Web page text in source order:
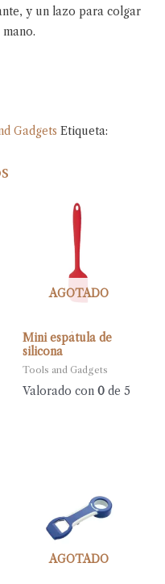
y un lazo para colgar
Gadgets Etiqueta:
AGOTADO
Mini espátula de
silicona
Tools and Gadgets
Valorado con 0de 5
AGOTADO